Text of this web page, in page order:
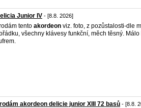
Junior IV - [8.8. 2026]
tento akordeon viz. foto, z pozůstalosti-dle
všechny klávesy funkční, měch těsný.
akordeon delicie junior XIII 72 basů - [8.8.